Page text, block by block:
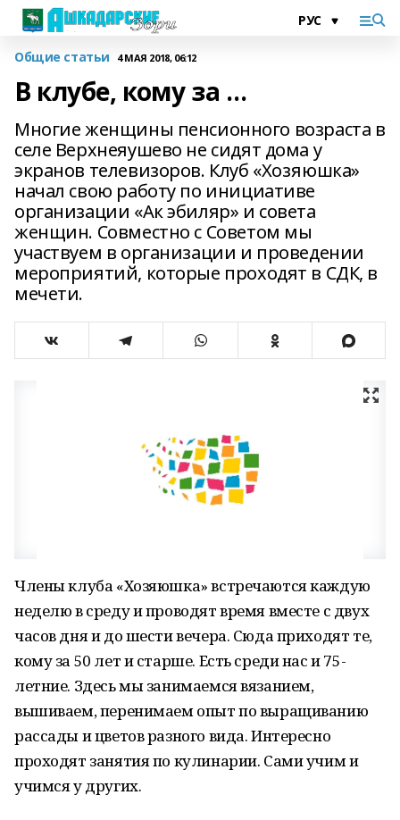
Общие статьи 4 МАЯ 2018, 06:12
В клубе, кому за …
Многие женщины пенсионного возраста в
селе Верхнеяушево не сидят дома у
экранов телевизоров. Клуб «Хозяюшка»
начал свою работу по инициативе
организации «Ак эбиляр» и совета
женщин. Совместно с Советом мы
участвуем в организации и проведении
мероприятий, которые проходят в СДК, в
мечети.
Члены клуба «Хозяюшка» встречаются каждую
неделю в среду и проводят время вместе с двух
часов дня и до шести вечера. Сюда приходят те,
кому за 50 лет и старше. Есть среди нас и 75-
летние. Здесь мы занимаемся вязанием,
вышиваем, перенимаем опыт по выращиванию
рассады и цветов разного вида. Интересно
проходят занятия по кулинарии. Сами учим и
учимся у других.